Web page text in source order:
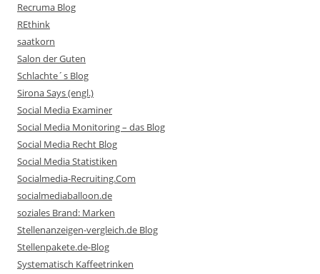
Recruma Blog
REthink
saatkorn
Salon der Guten
Schlachte´s Blog
Sirona Says (engl.)
Social Media Examiner
Social Media Monitoring – das Blog
Social Media Recht Blog
Social Media Statistiken
Socialmedia-Recruiting.Com
socialmediaballoon.de
soziales Brand: Marken
Stellenanzeigen-vergleich.de Blog
Stellenpakete.de-Blog
Systematisch Kaffeetrinken